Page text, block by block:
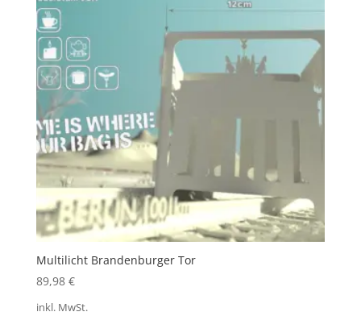
Multilicht Brandenburger Tor
89,98 €
inkl. MwSt.